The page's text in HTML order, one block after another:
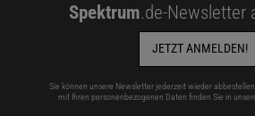
Spektrum.de-Newsletter
JETZT ANMELDEN!
Sie können unsere Newsletter jederzeit wieder
mit Ihren personenbezogenen Daten finden Sie in